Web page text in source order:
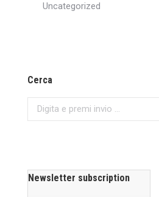
Uncategorized
Cerca
Search:
Newsletter subscription